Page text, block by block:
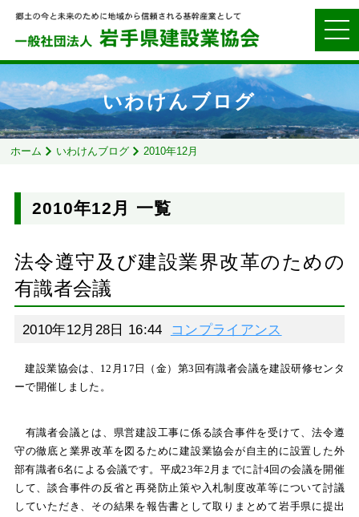
いわけんブログ
ホーム いわけんブログ 2010年12月
2010年12月 一覧
法令遵守及び建設業界改革のための
有識者会議
2010年12月28日 16:44 コンプライアンス
建設業協会は、 12 月 17 日（金）第3 回有識者会議を建設研修センタ
ーで開催しました。
有識者会議とは、県営建設工事に係る談合事件を受けて、法令遵
守の徹底と業界改革を図るために建設業協会が自主的に設置した外
部有識者6名による会議です。平成23年2 月までに計4回の会議を開催
して、談合事件の反省と再発防止策や入札制度改革等について討議
していただき、その結果を報告書として取りまとめて岩手県に提出